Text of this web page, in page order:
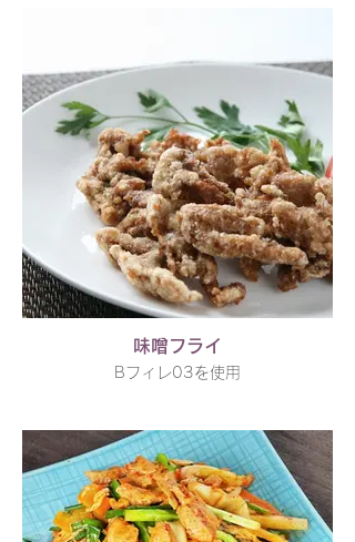
味噌フライ
Bフィレ03を使用